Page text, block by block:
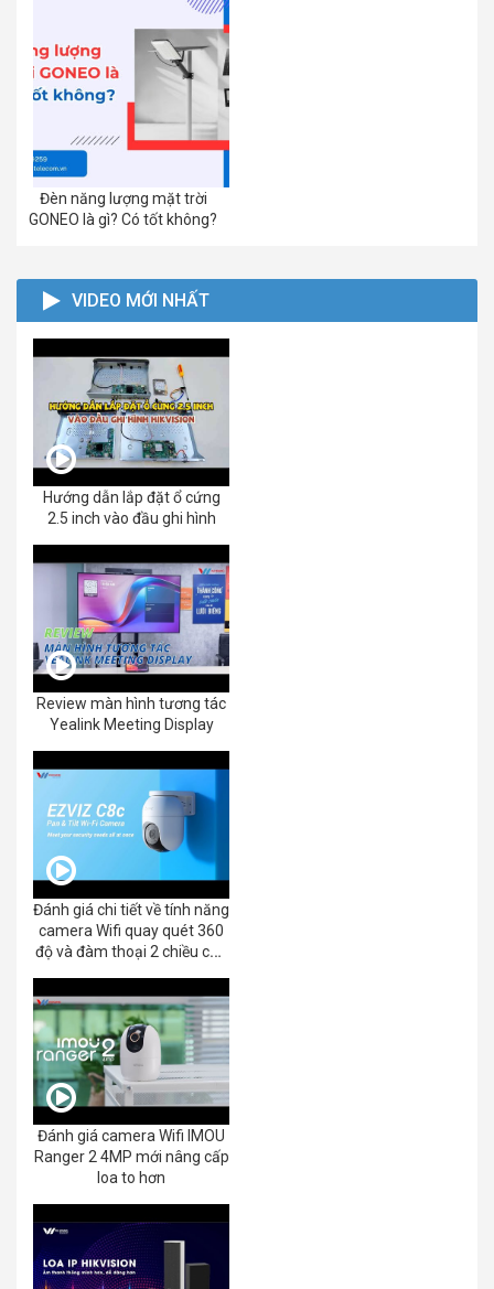
Đèn năng lượng mặt trời
GONEO là gì? Có tốt không?
VIDEO MỚI NHẤT
Hướng dẫn lắp đặt ổ cứng
2.5 inch vào đầu ghi hình
Review màn hình tương tác
Yealink Meeting Display
Đánh giá chi tiết về tính năng
camera Wifi quay quét 360
độ và đàm thoại 2 chiều của
Đánh giá camera Wifi IMOU
Ranger 2 4MP mới nâng cấp
loa to hơn